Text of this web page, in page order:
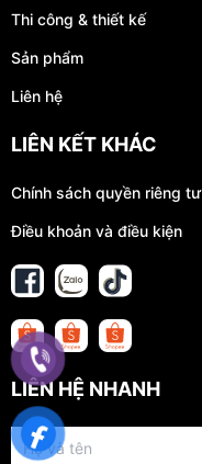
Thi công & thiết kế
Sản phẩm
Liên hệ
LIÊN KẾT KHÁC
Chính sách quyền riêng tư
Điều khoản và điều kiện
LIÊN HỆ NHANH